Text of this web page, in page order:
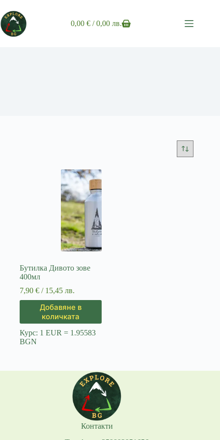
to
content
Shopping
0,00€ / 0,00 лв.
Бутилка Дивото зове
400мл
7,90 € / 15,45 лв.
Добавяне в
количката
Курс: 1 EUR = 1.95583
BGN
Контакти